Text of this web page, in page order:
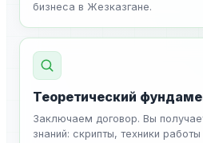
бизнеса в Жезказгане.
Теоретический
Заключаем договор. Вы
знаний: скрипты, техники